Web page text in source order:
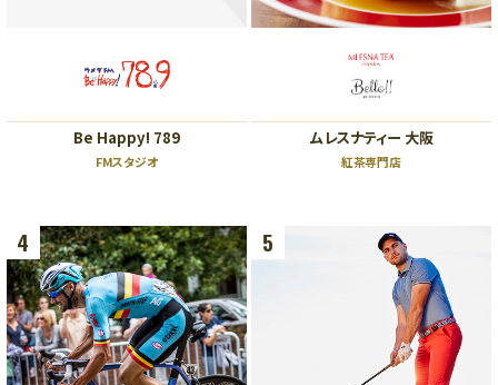
ファッション、ライフスタイル、ブ
2F
ラグジュアリー、ブライダル、カフ
ェ
1F
ラグジュアリー、レストラン、カフ
ェ
ショールーム、クリニック
3F
ビューティー、スクール、クリニッ
ファッション、グッズ、カフェ、バー
ファッション、ラグジュアリー、グ
ザ・リッツ・カールトン大阪連絡通路
Be Happy! 789
FMスタジオ
ムレスナティー 大阪
紅茶専門店
4 5